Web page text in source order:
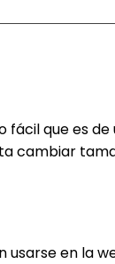
fácil que es
cambiar
usarse en la